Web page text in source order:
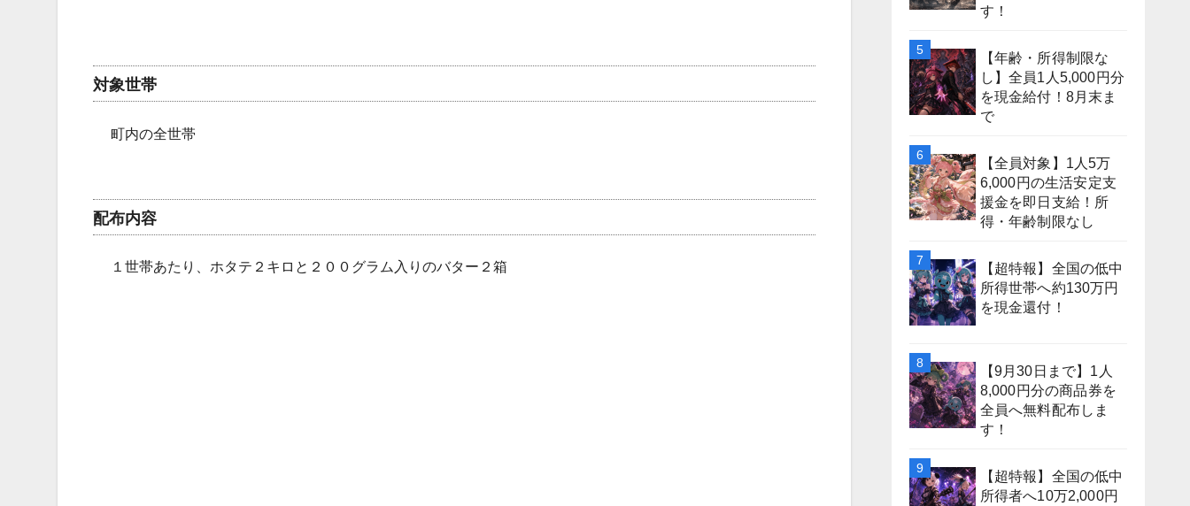
対象世帯
町内の全世帯
配布内容
１世帯あたり、ホタテ２キロと２００グラム入りのバター２箱
す！
【年齢・所得制限な
し】全員1人5,000円分
を現金給付！8月末ま
で
【全員対象】1人5万
6,000円の生活安定支
援金を即日支給！所
得・年齢制限なし
【超特報】全国の低中
所得世帯へ約130万円
を現金還付！
【9月30日まで】1人
8,000円分の商品券を
全員へ無料配布しま
す！
【超特報】全国の低中
所得者へ10万2,000円